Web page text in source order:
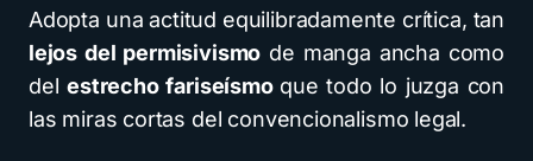
Adopta una actitud equilibradamente crítica, tan
lejos del permisivismo de manga ancha como
delestrecho fariseísmo que todo lo juzga con
las miras cortas del convencionalismo legal.